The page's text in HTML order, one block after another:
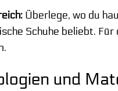
Überlege, wo du
Schuhe beliebt.
und